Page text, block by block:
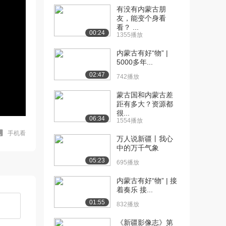
手机看
00:24
有没有内蒙古朋
友，能变个身看
看？ ...
1355播放
02:47
内蒙古有好“物” |
5000多年...
742播放
06:34
蒙古国和内蒙古差
距有多大？资源都
很...
1554播放
05:23
万人说新疆丨我心
中的万千气象
695播放
01:55
内蒙古有好“物” | 接
着奏乐 接...
832播放
《新疆影像志》第